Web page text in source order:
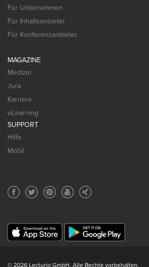
Für Unternehmen
Für Inhaltsanbieter
Für Konferenzanbieter
MAGAZINE
Medizin
Jura
Karriere
eLearning
SUPPORT
Hilfe
Mobil
© 2026 Lecturio GmbH. Alle Rechte vorbehalten.